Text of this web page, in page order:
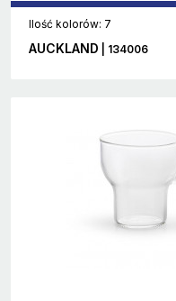
Ilość kolorów: 7
AUCKLAND | 134006